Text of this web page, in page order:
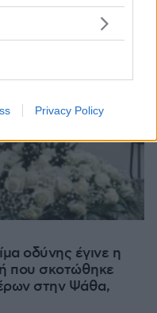
Privacy Policy
οδύνης έγινε η
που σκοτώθηκε
στην Ψάθα,